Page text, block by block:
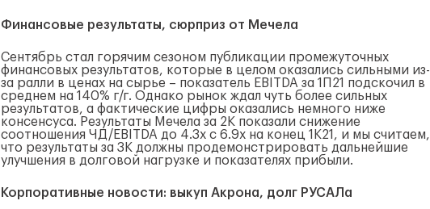
Финансовые результаты, сюрприз от Мечела
Сентябрь стал горячим сезоном публикации промежуточных
финансовых результатов, которые в целом оказались сильными из-
за ралли в ценах на сырье – показатель EBITDA за 1П21 подскочил в
среднем на 140% г/г. Однако рынок ждал чуть более сильных
результатов, а фактические цифры оказались немного ниже
консенсуса. Результаты Мечела за 2К показали снижение
соотношения ЧД/EBITDA до 4.3x с 6.9x на конец 1К21, и мы считаем,
что результаты за 3К должны продемонстрировать дальнейшие
улучшения в долговой нагрузке и показателях прибыли.
Корпоративные новости: выкуп Акрона, долг РУСАЛа